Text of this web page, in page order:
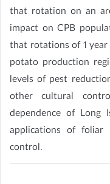
that rotation on an
impact on CPB
that rotations of 1
potato production
levels of pest
other cultural
dependence of Long
applications of foliar
control.